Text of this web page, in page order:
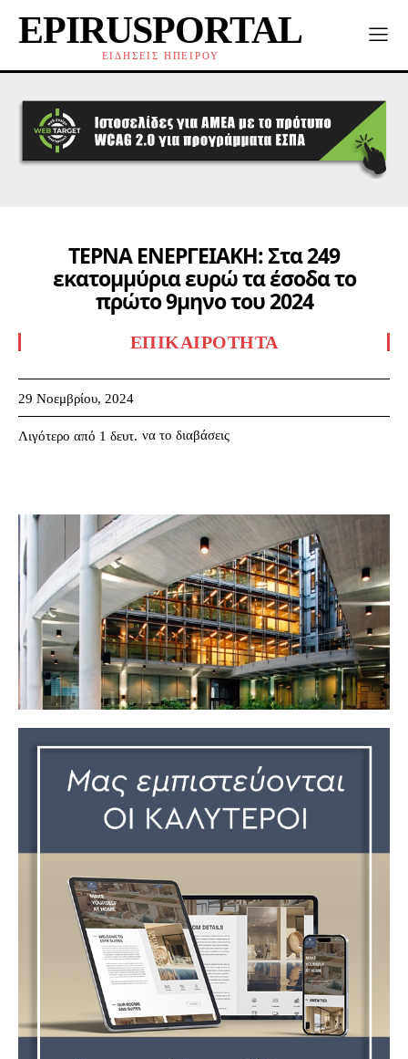
EPIRUSPORTAL
ΕΙΔΗΣΕΙΣ ΗΠΕΙΡΟΥ
ΤΕΡΝΑ ΕΝΕΡΓΕΙΑΚΗ: Στα 249
εκατομμύρια ευρώ τα έσοδα το
πρώτο 9μηνο του 2024
ΕΠΙΚΑΙΡΌΤΗΤΑ
29 Νοεμβρίου, 2024
Λιγότερο από 1 δευτ. να το διαβάσεις